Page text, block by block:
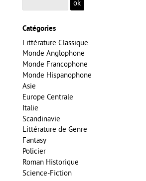
Catégories
Littérature Classique
Monde Anglophone
Monde Francophone
Monde Hispanophone
Asie
Europe Centrale
Italie
Scandinavie
Littérature de Genre
Fantasy
Policier
Roman Historique
Science-Fiction